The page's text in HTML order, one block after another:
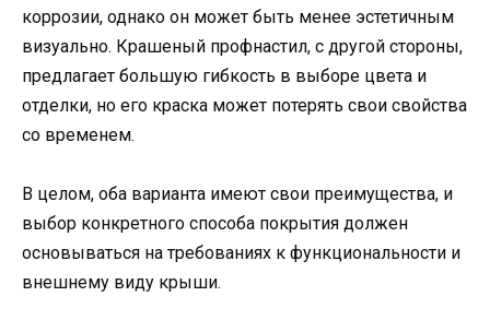
коррозии, однако он может быть менее эстетичным
визуально. Крашеный профнастил, с другой стороны,
предлагает большую гибкость в выборе цвета и
отделки, но его краска может потерять свои свойства
со временем.
В целом, оба варианта имеют свои преимущества, и
выбор конкретного способа покрытия должен
основываться на требованиях к функциональности и
внешнему виду крыши.